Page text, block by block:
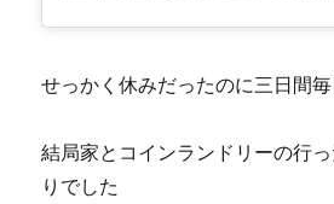
せっかく休みだったのに三日間
結局家とコインランドリーの行
りでした